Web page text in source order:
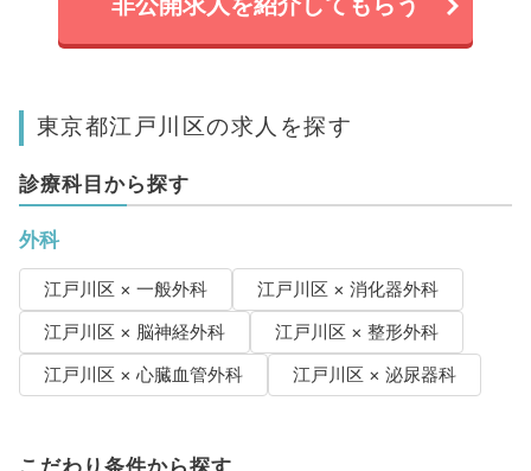
東京都江戸川区の求人を探す
診療科目から探す
外科
江戸川区 × 一般外科
江戸川区 × 消化器外科
江戸川区 × 脳神経外科
江戸川区 × 整形外科
江戸川区 × 心臓血管外科
江戸川区 × 泌尿器科